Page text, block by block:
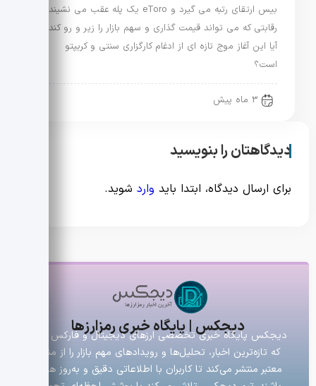
بیس ارتقای رتبه می گیرد و eToro یک پله عقب می نشیند؛
رقابتی که می تواند قیمت گذاری و سهم بازار را زیر و رو کند.
آیا این آغاز موج تازه ای از ادغام کارگزاری سنتی و کریپتو
است؟
3 ماه پیش
دیدگاهتان را بنویسید
برای ارسال دیدگاه، ابتدا باید وارد شوید.
دیجکس | پایگاه خبری رمزارزها
دیجکس پایگاه خبری تخصصی ارزهای دیجیتال و فارکس است
که تازه‌ترین اخبار، تحلیل‌ها و رویدادهای مهم بازار را از منابع
معتبر منتشر می‌کند تا کاربران با اطلاعاتی دقیق و به‌روز همراه